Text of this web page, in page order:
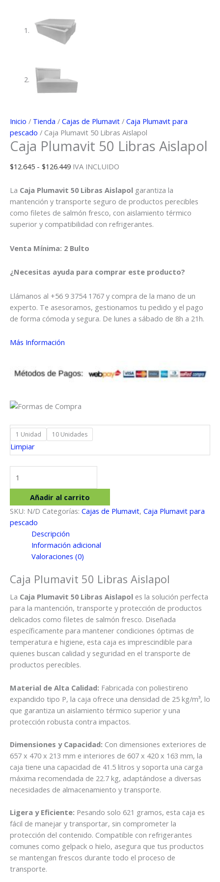
Inicio / Tienda / Cajas de Plumavit / Caja Plumavit para
pescado / Caja Plumavit 50 Libras Aislapol
Caja Plumavit 50 Libras Aislapol
$12.645 - $126.449Rango
precios:
desde
$12.645
hasta
IVA INCLUIDO
La Caja Plumavit 50 Libras Aislapol garantiza la
mantención y transporte seguro de productos perecibles
como filetes de salmón fresco, con aislamiento térmico
superior y compatibilidad con refrigerantes.
Venta Mínima: 2 Bulto
¿Necesitas ayuda para comprar este producto?
Llámanos al +56 9 3754 1767 y compra de la mano de un
experto. Te asesoramos, gestionamos tu pedido y el pago
de forma cómoda y segura. De lunes a sábado de 8h a 21h.
Más Información
1 Unidad 10 Unidades
Limpiar
Plumavit
Libras
Aislapol
cantidad
Añadir al carrito
SKU: N/D Categorías: Cajas de Plumavit, Caja Plumavit para
pescado
Descripción
Información adicional
Valoraciones (0)
Caja Plumavit 50 Libras Aislapol
La Caja Plumavit 50 Libras Aislapol es la solución perfecta
para la mantención, transporte y protección de productos
delicados como filetes de salmón fresco. Diseñada
específicamente para mantener condiciones óptimas de
temperatura e higiene, esta caja es imprescindible para
quienes buscan calidad y seguridad en el transporte de
productos perecibles.
Material de Alta Calidad: Fabricada con poliestireno
expandido tipo P, la caja ofrece una densidad de 25 kg/m³, lo
que garantiza un aislamiento térmico superior y una
protección robusta contra impactos.
Dimensiones y Capacidad: Con dimensiones exteriores de
657 x 470 x 213 mm e interiores de 607 x 420 x 163 mm, la
caja tiene una capacidad de 41.5 litros y soporta una carga
máxima recomendada de 22.7 kg, adaptándose a diversas
necesidades de almacenamiento y transporte.
Ligera y Eficiente: Pesando solo 621 gramos, esta caja es
fácil de manejar y transportar, sin comprometer la
protección del contenido. Compatible con refrigerantes
comunes como gelpack o hielo, asegura que tus productos
se mantengan frescos durante todo el proceso de
transporte.